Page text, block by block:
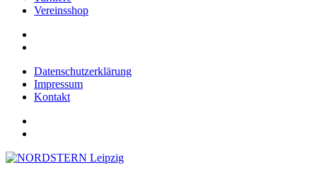
Vereinsshop
Datenschutzerklärung
Impressum
Kontakt